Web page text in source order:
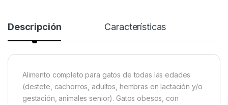
Descripción Características
Alimento completo para gatos de todas las edades
(destete, cachorros, adultos, hembras en lactación y/o
gestación, animales senior). Gatos obesos, con